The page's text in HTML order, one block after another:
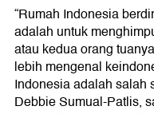
“Rumah Indonesia
adalah untuk
atau kedua orang
lebih mengenal
Indonesia adalah salah
Debbie Sumual-Patlis,